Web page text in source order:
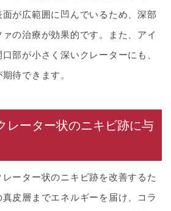
が広範囲に凹んでいるため、深部
の治療が効果的です。また、アイ
部が小さく深いクレーターにも、
待できます。
レーター状のニキビ跡に与
ーター状のニキビ跡を改善するた
皮層までエネルギーを届け、コラ